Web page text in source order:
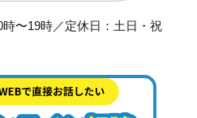
〜19時／定休日：土日・祝